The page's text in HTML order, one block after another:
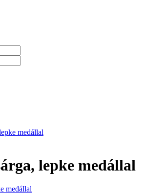
medállal
lepke medállal